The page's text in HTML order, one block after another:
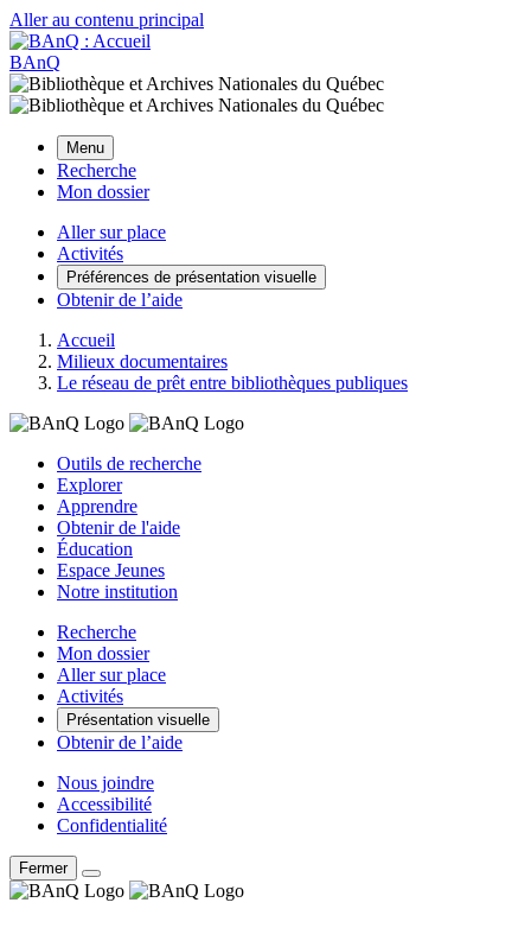
Aller au contenu principal
BAnQ
Menu
Recherche
Mon dossier
Aller sur place
Activités
Préférences de présentation visuelle
Obtenir de l’aide
Accueil
Milieux documentaires
Le réseau de prêt entre bibliothèques publiques
Outils de recherche
Explorer
Apprendre
Obtenir de l'aide
Éducation
Espace Jeunes
Notre institution
Recherche
Mon dossier
Aller sur place
Activités
Présentation visuelle
Obtenir de l’aide
Nous joindre
Accessibilité
Confidentialité
Fermer